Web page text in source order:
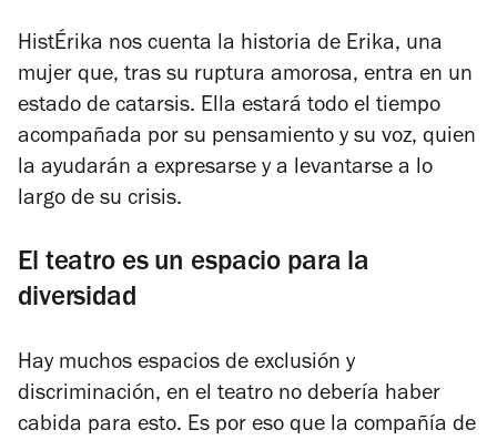
HistÉrika nos cuenta la historia de Erika, una
mujer que, tras su ruptura amorosa, entra en un
estado de catarsis. Ella estará todo el tiempo
acompañada por su pensamiento y su voz, quien
la ayudarán a expresarse y a levantarse a lo
largo de su crisis.
El teatro es un espacio para la
diversidad
Hay muchos espacios de exclusión y
discriminación, en el teatro no debería haber
cabida para esto. Es por eso que la compañía de